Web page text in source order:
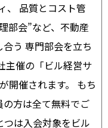
、 品質とコスト管
部会”など、不動産
う 専門部会を立ち
主催の「ビル経営サ
開催されます。 もち
方は全て無料でご
つは入会対象をビル